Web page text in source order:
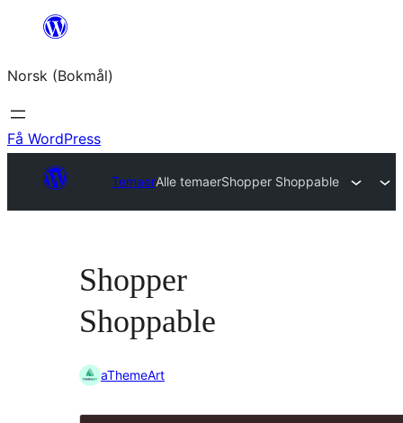
Hopp
innhold
Norsk (Bokmål)
Få WordPress
TemaerAlle temaerShopper Shoppable
Shopper
Shoppable
aThemeArt